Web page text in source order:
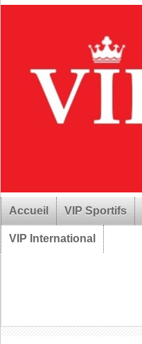
Accueil VIP Sportifs
VIP International